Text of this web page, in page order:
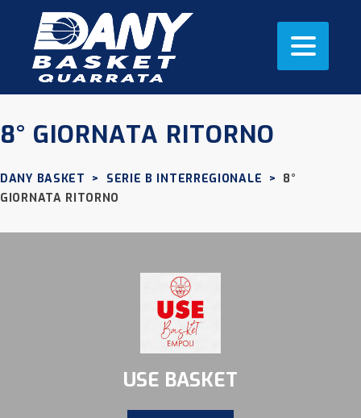
8° GIORNATA RITORNO
DANY BASKET > SERIE B INTERREGIONALE > 8°
GIORNATA RITORNO
USE BASKET